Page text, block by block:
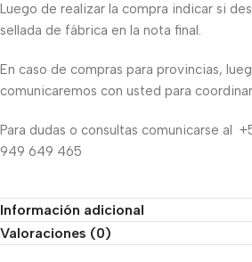
Luego de realizar la compra indicar si
sellada de fábrica en la nota final.
En caso de compras para provincias,
comunicaremos con usted para
Para dudas o consultas comunicarse al
949 649 465
Información adicional
Valoraciones (0)